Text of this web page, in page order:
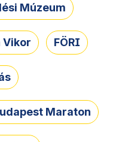
Múzeum
Vikor FÖRI
Maraton